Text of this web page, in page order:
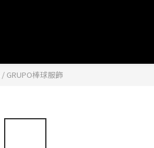
/ GRUPO棒球服飾